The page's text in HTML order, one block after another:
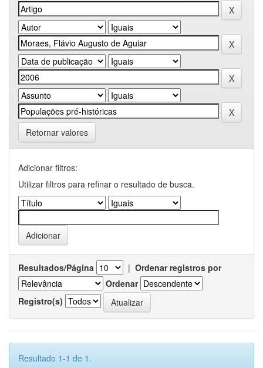
Retornar valores
Adicionar filtros:
Utilizar filtros para refinar o resultado de busca.
Resultados/Página | Ordenar registros por
Ordenar
Registro(s)
Resultado 1-1 de 1.